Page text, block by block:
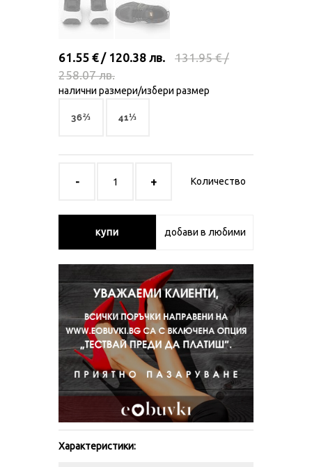
61.55 € / 120.38 лв.
131.95 € /
258.07 лв.
налични размери/избери размер
36⅔ 41⅓
Количество
купи добави в любими
Характеристики: